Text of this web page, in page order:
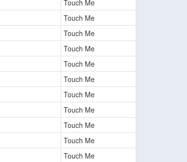
Touch Me
Touch Me
Touch Me
Touch Me
Touch Me
Touch Me
Touch Me
Touch Me
Touch Me
Touch Me
Touch Me